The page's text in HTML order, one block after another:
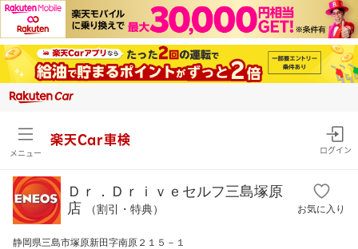
メニュー
楽天Car車検
ログイン
Ｄｒ．Ｄｒｉｖｅセルフ三島塚原
店
（割引・特典） お気に入り
静岡県三島市塚原新田字南原２１５－１